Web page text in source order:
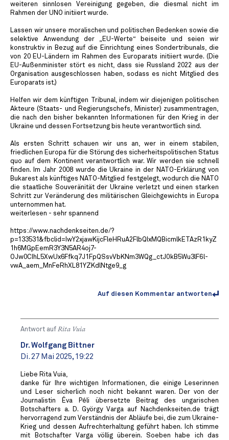
weiteren sinnlosen Vereinigung gegeben, die diesmal nicht im
Rahmen der UNO initiiert wurde.
Lassen wir unsere moralischen und politischen Bedenken sowie die
selektive Anwendung der „EU-Werte“ beiseite und seien wir
konstruktiv in Bezug auf die Einrichtung eines Sondertribunals, die
von 20 EU-Ländern im Rahmen des Europarats initiiert wurde. (Die
EU-Außenminister stört es nicht, dass sie Russland 2022 aus der
Organisation ausgeschlossen haben, sodass es nicht Mitglied des
Europarats ist.)
Helfen wir dem künftigen Tribunal, indem wir diejenigen politischen
Akteure (Staats- und Regierungschefs, Minister) zusammentragen,
die nach den bisher bekannten Informationen für den Krieg in der
Ukraine und dessen Fortsetzung bis heute verantwortlich sind.
Als ersten Schritt schauen wir uns an, wer in einem stabilen,
friedlichen Europa für die Störung des sicherheitspolitischen Status
quo auf dem Kontinent verantwortlich war. Wir werden sie schnell
finden. Im Jahr 2008 wurde die Ukraine in der NATO-Erklärung von
Bukarest als künftiges NATO-Mitglied festgelegt, wodurch die NATO
die staatliche Souveränität der Ukraine verletzt und einen starken
Schritt zur Veränderung des militärischen Gleichgewichts in Europa
unternommen hat.
weiterlesen - sehr spannend
https://www.nachdenkseiten.de/?
p=133531&fbclid=IwY2xjawKijcFleHRuA2FlbQIxMQBicmlkETAzR1kyZ
1h6MGpEemR3Y3N5AR4oj7-
OJw0CIhL5XwUx6Ffkq7J1FpQSsvVbKNm3WQg_ctJ0kB5Wu3lF6l-
vwA_aem_MnFeRhXL81YZKdlNtge9_g
Auf diesen Kommentar antworten
Antwort auf Rita Vuia
Dr. Wolfgang Bittner
Di. 27 Mai 2025, 19:22
Liebe Rita Vuia,
danke für Ihre wichtigen Informationen, die einige Leserinnen
und Leser sicherlich noch nicht bekannt waren. Der von der
Journalistin Éva Péli übersetzte Beitrag des ungarischen
Botschafters a. D. György Varga auf Nachdenkseiten.de trägt
hervorragend zum Verständnis der Abläufe bei, die zum Ukraine-
Krieg und dessen Aufrechterhaltung geführt haben. Ich stimme
mit Botschafter Varga völlig überein. Soeben habe ich das